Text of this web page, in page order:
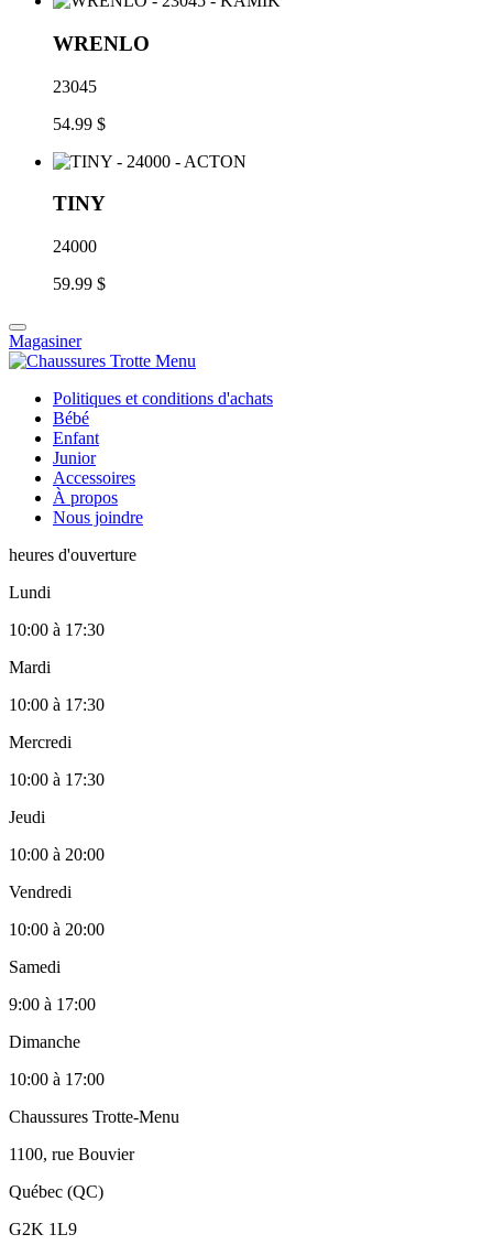
WRENLO
23045
54.99 $
TINY
24000
59.99 $
Magasiner
Politiques et conditions d'achats
Bébé
Enfant
Junior
Accessoires
À propos
Nous joindre
heures d'ouverture
Lundi
10:00 à 17:30
Mardi
10:00 à 17:30
Mercredi
10:00 à 17:30
Jeudi
10:00 à 20:00
Vendredi
10:00 à 20:00
Samedi
9:00 à 17:00
Dimanche
10:00 à 17:00
Chaussures Trotte-Menu
1100, rue Bouvier
Québec (QC)
G2K 1L9